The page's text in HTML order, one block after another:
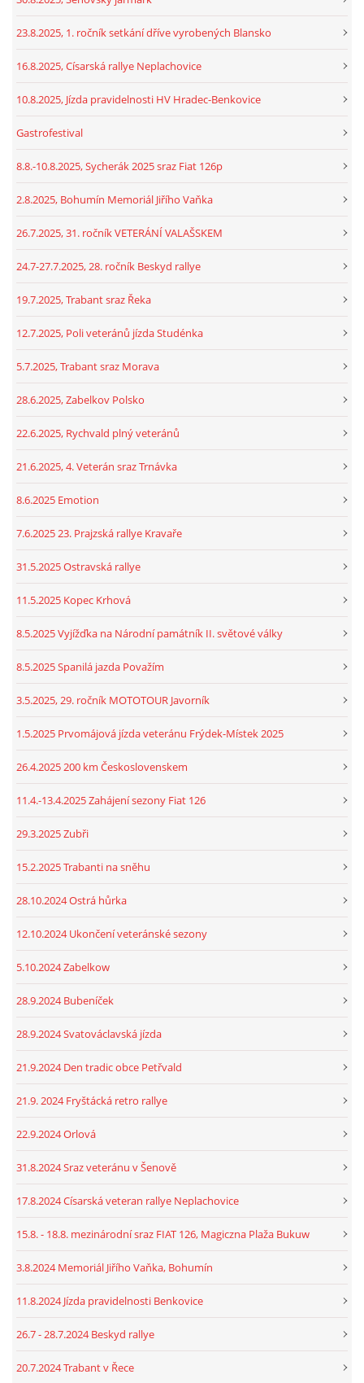
23.8.2025, 1. ročník setkání dříve vyrobených Blansko
16.8.2025, Císarská rallye Neplachovice
10.8.2025, Jízda pravidelnosti HV Hradec-Benkovice
Gastrofestival
8.8.-10.8.2025, Sycherák 2025 sraz Fiat 126p
2.8.2025, Bohumín Memoriál Jiřího Vaňka
26.7.2025, 31. ročník VETERÁNÍ VALAŠSKEM
24.7-27.7.2025, 28. ročník Beskyd rallye
19.7.2025, Trabant sraz Řeka
12.7.2025, Poli veteránů jízda Studénka
5.7.2025, Trabant sraz Morava
28.6.2025, Zabelkov Polsko
22.6.2025, Rychvald plný veteránů
21.6.2025, 4. Veterán sraz Trnávka
8.6.2025 Emotion
7.6.2025 23. Prajzská rallye Kravaře
31.5.2025 Ostravská rallye
11.5.2025 Kopec Krhová
8.5.2025 Vyjížďka na Národní památník II. světové války
8.5.2025 Spanilá jazda Považím
3.5.2025, 29. ročník MOTOTOUR Javorník
1.5.2025 Prvomájová jízda veteránu Frýdek-Místek 2025
26.4.2025 200 km Československem
11.4.-13.4.2025 Zahájení sezony Fiat 126
29.3.2025 Zubři
15.2.2025 Trabanti na sněhu
28.10.2024 Ostrá hůrka
12.10.2024 Ukončení veteránské sezony
5.10.2024 Zabelkow
28.9.2024 Bubeníček
28.9.2024 Svatováclavská jízda
21.9.2024 Den tradic obce Petřvald
21.9. 2024 Fryštácká retro rallye
22.9.2024 Orlová
31.8.2024 Sraz veteránu v Šenově
17.8.2024 Císarská veteran rallye Neplachovice
15.8. - 18.8. mezinárodní sraz FIAT 126, Magiczna Plaža Bukuw
3.8.2024 Memoriál Jiřího Vaňka, Bohumín
11.8.2024 Jízda pravidelnosti Benkovice
26.7 - 28.7.2024 Beskyd rallye
20.7.2024 Trabant v Řece